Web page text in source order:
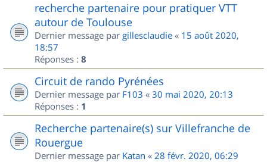
recherche partenaire pour pratiquer VTT
autour de Toulouse
Dernier message par gillesclaudie « 15 août 2020,
18:57
Réponses : 8
Circuit de rando Pyrénées
Dernier message par F103 « 30 mai 2020, 20:13
Réponses : 1
Recherche partenaire(s) sur Villefranche de
Rouergue
Dernier message par Katan « 28 févr. 2020, 06:29